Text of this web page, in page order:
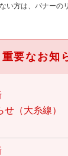
い方は、バナーの
重要なお知
（大糸線）